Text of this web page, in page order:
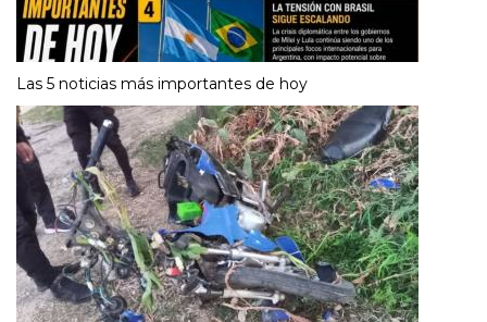
Las 5 noticias más importantes de hoy